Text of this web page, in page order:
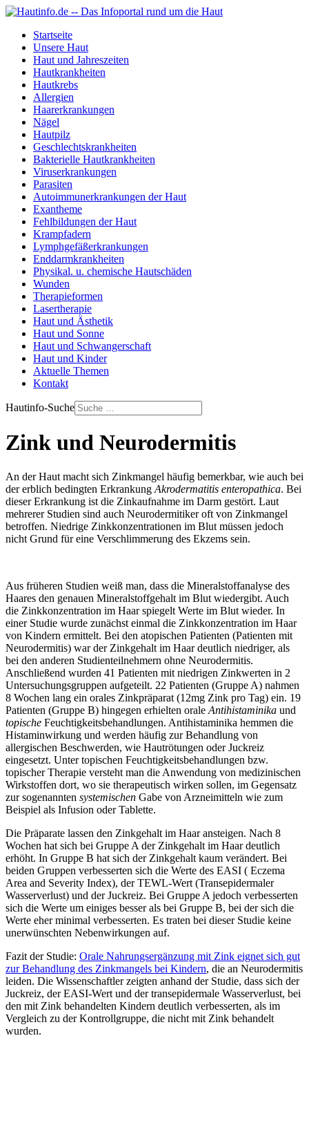
Startseite
Unsere Haut
Haut und Jahreszeiten
Hautkrankheiten
Hautkrebs
Allergien
Haarerkrankungen
Nägel
Hautpilz
Geschlechtskrankheiten
Bakterielle Hautkrankheiten
Viruserkrankungen
Parasiten
Autoimmunerkrankungen der Haut
Exantheme
Fehlbildungen der Haut
Krampfadern
Lymphgefäßerkrankungen
Enddarmkrankheiten
Physikal. u. chemische Hautschäden
Wunden
Therapieformen
Lasertherapie
Haut und Ästhetik
Haut und Sonne
Haut und Schwangerschaft
Haut und Kinder
Aktuelle Themen
Kontakt
Hautinfo-Suche
Zink und Neurodermitis
An der Haut macht sich Zinkmangel häufig bemerkbar, wie auch bei
der erblich bedingten Erkrankung Akrodermatitis enteropathica. Bei
dieser Erkrankung ist die Zinkaufnahme im Darm gestört. Laut
mehrerer Studien sind auch Neurodermitiker oft von Zinkmangel
betroffen. Niedrige Zinkkonzentrationen im Blut müssen jedoch
nicht Grund für eine Verschlimmerung des Ekzems sein.
Aus früheren Studien weiß man, dass die Mineralstoffanalyse des
Haares den genauen Mineralstoffgehalt im Blut wiedergibt. Auch
die Zinkkonzentration im Haar spiegelt Werte im Blut wieder. In
einer Studie wurde zunächst einmal die Zinkkonzentration im Haar
von Kindern ermittelt. Bei den atopischen Patienten (Patienten mit
Neurodermitis) war der Zinkgehalt im Haar deutlich niedriger, als
bei den anderen Studienteilnehmern ohne Neurodermitis.
Anschließend wurden 41 Patienten mit niedrigen Zinkwerten in 2
Untersuchungsgruppen aufgeteilt. 22 Patienten (Gruppe A) nahmen
8 Wochen lang ein orales Zinkpräparat (12mg Zink pro Tag) ein. 19
Patienten (Gruppe B) hingegen erhielten orale Antihistaminika und
topische Feuchtigkeitsbehandlungen. Antihistaminika hemmen die
Histaminwirkung und werden häufig zur Behandlung von
allergischen Beschwerden, wie Hautrötungen oder Juckreiz
eingesetzt. Unter topischen Feuchtigkeitsbehandlungen bzw.
topischer Therapie versteht man die Anwendung von medizinischen
Wirkstoffen dort, wo sie therapeutisch wirken sollen, im Gegensatz
zur sogenannten systemischen Gabe von Arzneimitteln wie zum
Beispiel als Infusion oder Tablette.
Die Präparate lassen den Zinkgehalt im Haar ansteigen. Nach 8
Wochen hat sich bei Gruppe A der Zinkgehalt im Haar deutlich
erhöht. In Gruppe B hat sich der Zinkgehalt kaum verändert. Bei
beiden Gruppen verbesserten sich die Werte des EASI ( Eczema
Area and Severity Index), der TEWL-Wert (Transepidermaler
Wasserverlust) und der Juckreiz. Bei Gruppe A jedoch verbesserten
sich die Werte um einiges besser als bei Gruppe B, bei der sich die
Werte eher minimal verbesserten. Es traten bei dieser Studie keine
unerwünschten Nebenwirkungen auf.
Fazit der Studie: Orale Nahrungsergänzung mit Zink eignet sich gut
zur Behandlung des Zinkmangels bei Kindern, die an Neurodermitis
leiden. Die Wissenschaftler zeigten anhand der Studie, dass sich der
Juckreiz, der EASI-Wert und der transepidermale Wasserverlust, bei
den mit Zink behandelten Kindern deutlich verbesserten, als im
Vergleich zu der Kontrollgruppe, die nicht mit Zink behandelt
wurden.